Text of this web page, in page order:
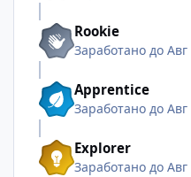
Rookie
Заработано до Авг
Apprentice
Заработано до Авг
Explorer
Заработано до Авг